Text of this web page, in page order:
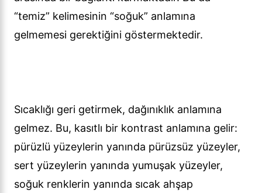
“temiz” kelimesinin “soğuk” anlamına
gelmemesi gerektiğini göstermektedir.
Sıcaklığı geri getirmek, dağınıklık anlamına
gelmez. Bu, kasıtlı bir kontrast anlamına gelir:
pürüzlü yüzeylerin yanında pürüzsüz yüzeyler,
sert yüzeylerin yanında yumuşak yüzeyler,
soğuk renklerin yanında sıcak ahşap